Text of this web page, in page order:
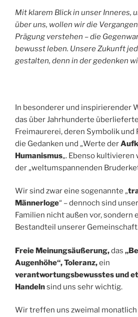
Mit klarem Blick in unser Inneres,
über uns, wollen wir die
Prägung verstehen – die
bewusst leben. Unsere Zukunft
gestalten, denn in der gedenken
In besonderer und inspirierender
das über Jahrhunderte
Freimaurerei, deren Symbolik und
die Gedanken und „Werte der
Humanismus„. Ebenso kultivieren
der „weltumspannenden
Wir sind zwar eine sogenannte „
Männerloge“ – dennoch sind
Familien nicht außen vor, sondern
Bestandteil unserer
Freie Meinungsäußerung,das
Augenhöhe“, Toleranz,ein
verantwortungsbewusstes und
Handelnsind uns sehr wichtig.
Wir treffen uns zweimal